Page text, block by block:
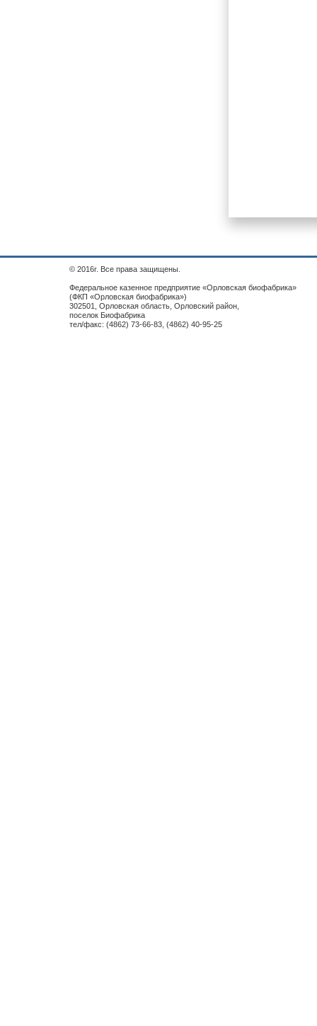
© 2016г. Все права защищены.
Федеральное казенное предприятие «Орловская биофабрика»
(ФКП «Орловская биофабрика»)
302501, Орловская область, Орловский район,
поселок Биофабрика
тел/факс: (4862) 73-66-83, (4862) 40-95-25